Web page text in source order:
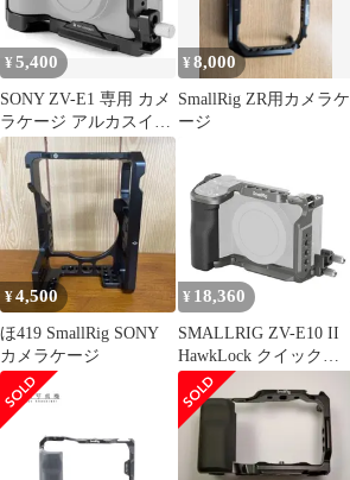
¥5,400
SONY ZV-E1 専用 カメ
ラケージ アルカスイス
互換 1/4ネジ
¥8,000
SmallRig ZR用カメラケ
ージ
¥4,500
ほ419 SmallRig SONY
カメラケージ
¥ 18,360
SMALLRIG ZV-E10 II
HawkLock クイックリ
リースケージキット
Sony ZV-E10 II用 HDMI
用ケーブルクランプ付
き 人間工学に基づいて
設計されたシリコンハ